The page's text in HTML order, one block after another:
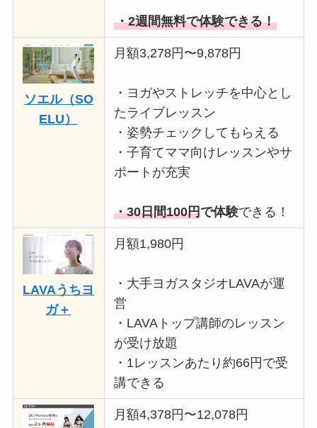
・2週間無料で体験できる！
ソエル（SO
ELU）
月額3,278円〜9,878円
・ヨガやストレッチを中心とし
たライブレッスン
・姿勢チェックしてもらえる
・子育てママ向けレッスンやサ
ポートが充実
・30日間100円で体験できる！
LAVAうちヨ
ガ＋
月額1,980円
・大手ヨガスタジオLAVAが運
営
・LAVAトップ講師のレッスン
が受け放題
・1レッスンあたり約66円で受
講できる
月額4,378円〜12,078円